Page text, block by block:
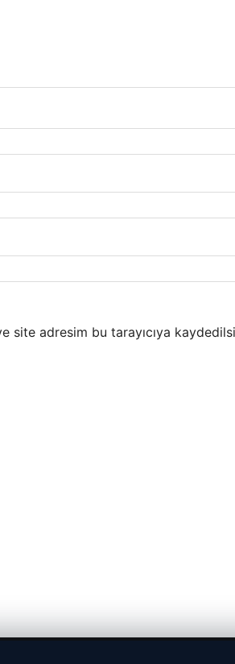
site adresim bu tarayıcıya